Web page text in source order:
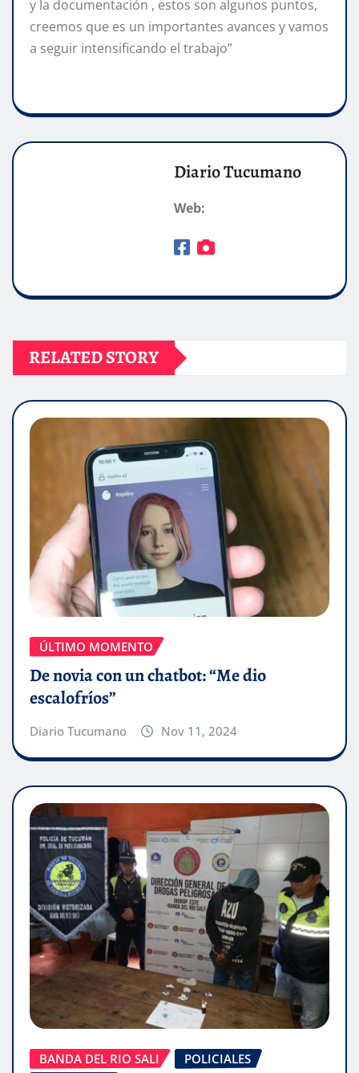
y la documentación , estos son algunos puntos,
creemos que es un importantes avances y vamos
a seguir intensificando el trabajo”
Diario Tucumano
Web:
RELATED STORY
ÚLTIMO MOMENTO
De novia con un chatbot: “Me dio
escalofríos”
Diario Tucumano Nov 11, 2024
BANDA DEL RIO SALI POLICIALES